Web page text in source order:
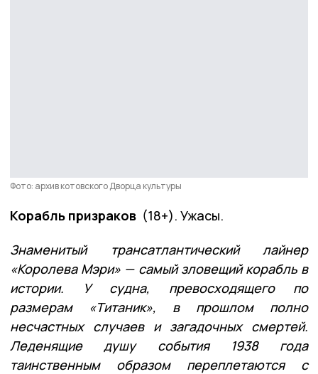
Фото: архив котовского Дворца культуры
Корабль призраков (18+). Ужасы.
Знаменитый трансатлантический лайнер
«Королева Мэри» — самый зловещий корабль в
истории. У судна, превосходящего по
размерам «Титаник», в прошлом полно
несчастных случаев и загадочных смертей.
Леденящие душу события 1938 года
таинственным образом переплетаются с